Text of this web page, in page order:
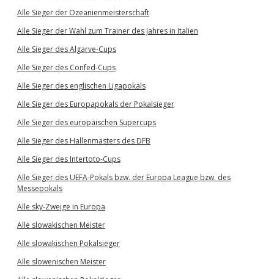
Alle Sieger der Ozeanienmeisterschaft
Alle Sieger der Wahl zum Trainer des Jahres in Italien
Alle Sieger des Algarve-Cups
Alle Sieger des Confed-Cups
Alle Sieger des englischen Ligapokals
Alle Sieger des Europapokals der Pokalsieger
Alle Sieger des europäischen Supercups
Alle Sieger des Hallenmasters des DFB
Alle Sieger des Intertoto-Cups
Alle Sieger des UEFA-Pokals bzw. der Europa League bzw. des
Messepokals
Alle sky-Zweige in Europa
Alle slowakischen Meister
Alle slowakischen Pokalsieger
Alle slowenischen Meister